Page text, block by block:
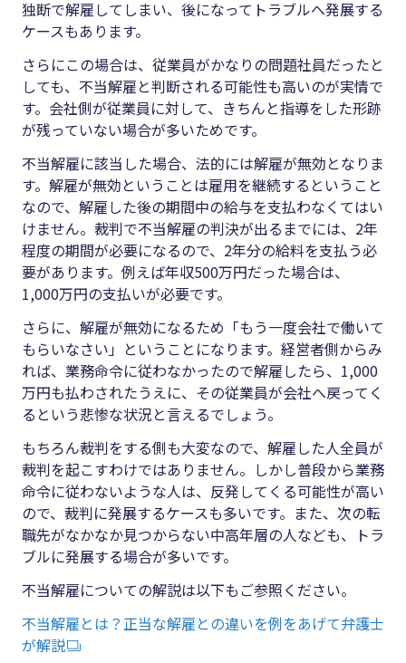
独断で解雇してしまい、後になってトラブルへ発展する
ケースもあります。
さらにこの場合は、従業員がかなりの問題社員だったと
しても、不当解雇と判断される可能性も高いのが実情で
す。会社側が従業員に対して、きちんと指導をした形跡
が残っていない場合が多いためです。
不当解雇に該当した場合、法的には解雇が無効となりま
す。解雇が無効ということは雇用を継続するということ
なので、解雇した後の期間中の給与を支払わなくてはい
けません。裁判で不当解雇の判決が出るまでには、 2年
程度の期間が必要になるので、 2年分の給料を支払う必
要があります。例えば年収500万円だった場合は、
1,000万円の支払いが必要です。
さらに、解雇が無効になるため「もう一度会社で働いて
もらいなさい」ということになります。経営者側からみ
れば、業務命令に従わなかったので解雇したら、 1,000
万円も払わされたうえに、その従業員が会社へ戻ってく
るという悲惨な状況と言えるでしょう。
もちろん裁判をする側も大変なので、解雇した人全員が
裁判を起こすわけではありません。しかし普段から業務
命令に従わないような人は、反発してくる可能性が高い
ので、裁判に発展するケースも多いです。また、次の転
職先がなかなか見つからない中高年層の人なども、トラ
ブルに発展する場合が多いです。
不当解雇についての解説は以下もご参照ください。
不当解雇とは？正当な解雇との違いを例をあげて弁護士
が解説